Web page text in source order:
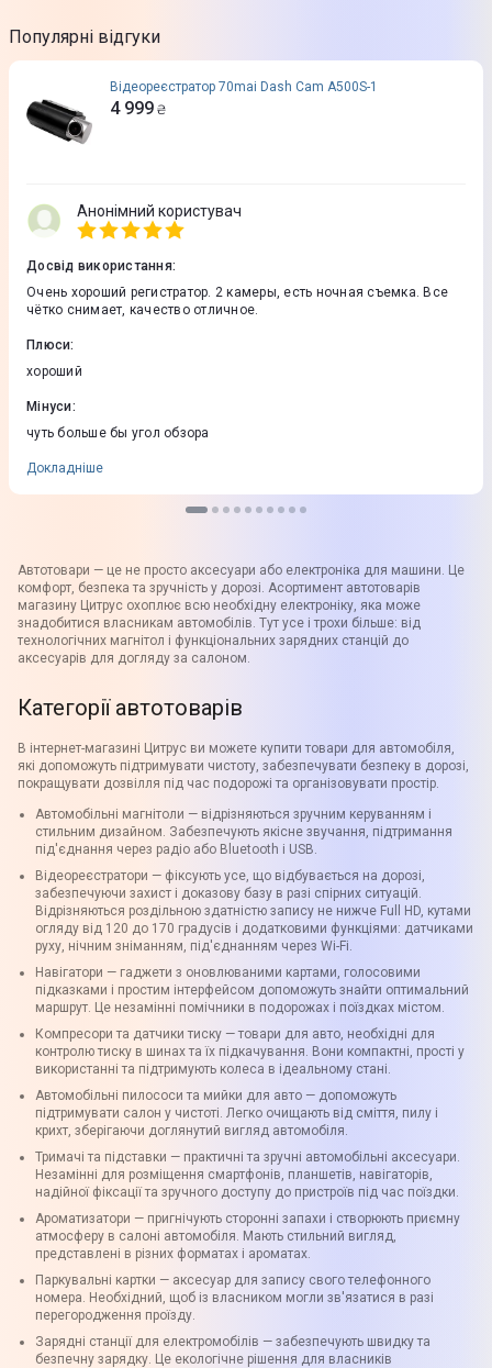
Популярні відгуки
Відеореєстратор 70mai Dash Cam A500S-1
4 999 ₴
Анонімний користувач
Досвід використання:
Очень хороший регистратор. 2 камеры, есть ночная съемка. Все
чётко снимает, качество отличное.
Плюси:
хороший
Мінуси:
чуть больше бы угол обзора
Докладніше
Автотовари — це не просто аксесуари або електроніка для машини. Це
комфорт, безпека та зручність у дорозі. Асортимент автотоварів
магазину Цитрус охоплює всю необхідну електроніку, яка може
знадобитися власникам автомобілів. Тут усе і трохи більше: від
технологічних магнітол і функціональних зарядних станцій до
аксесуарів для догляду за салоном.
Категорії автотоварів
В інтернет-магазині Цитрус ви можете купити товари для автомобіля,
які допоможуть підтримувати чистоту, забезпечувати безпеку в дорозі,
покращувати дозвілля під час подорожі та організовувати простір.
Автомобільні магнітоли — відрізняються зручним керуванням і
стильним дизайном. Забезпечують якісне звучання, підтримання
під'єднання через радіо або Bluetooth і USB.
Відеореєстратори — фіксують усе, що відбувається на дорозі,
забезпечуючи захист і доказову базу в разі спірних ситуацій.
Відрізняються роздільною здатністю запису не нижче Full HD, кутами
огляду від 120 до 170 градусів і додатковими функціями: датчиками
руху, нічним зніманням, під'єднанням через Wi-Fi.
Навігатори — гаджети з оновлюваними картами, голосовими
підказками і простим інтерфейсом допоможуть знайти оптимальний
маршрут. Це незамінні помічники в подорожах і поїздках містом.
Компресори та датчики тиску — товари для авто, необхідні для
контролю тиску в шинах та їх підкачування. Вони компактні, прості у
використанні та підтримують колеса в ідеальному стані.
Автомобільні пилососи та мийки для авто — допоможуть
підтримувати салон у чистоті. Легко очищають від сміття, пилу і
крихт, зберігаючи доглянутий вигляд автомобіля.
Тримачі та підставки — практичні та зручні автомобільні аксесуари.
Незамінні для розміщення смартфонів, планшетів, навігаторів,
надійної фіксації та зручного доступу до пристроїв під час поїздки.
Ароматизатори — пригнічують сторонні запахи і створюють приємну
атмосферу в салоні автомобіля. Мають стильний вигляд,
представлені в різних форматах і ароматах.
Паркувальні картки — аксесуар для запису свого телефонного
номера. Необхідний, щоб із власником могли зв'язатися в разі
перегородження проїзду.
Зарядні станції для електромобілів — забезпечують швидку та
безпечну зарядку. Це екологічне рішення для власників